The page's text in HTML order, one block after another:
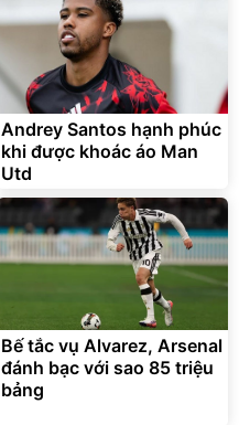
Andrey Santos hạnh phúc
khi được khoác áo Man
Utd
Bế tắc vụ Alvarez, Arsenal
đánh bạc với sao 85 triệu
bảng